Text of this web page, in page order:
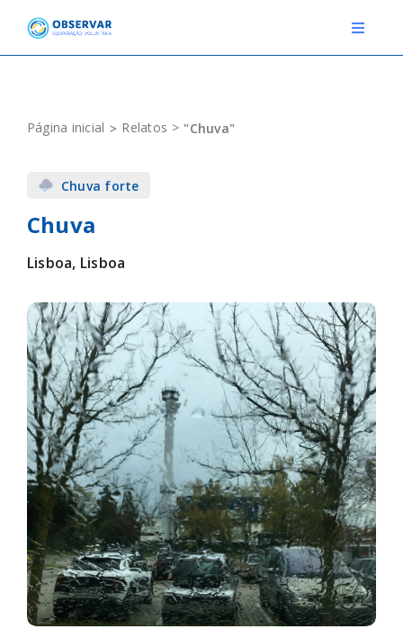
content
Toggle
EVENTOS
DEFINIÇÕES
F.A.Q.
Novo relato Login
Página inicial Relatos "Chuva"
Chuva forte
Chuva
Lisboa, Lisboa